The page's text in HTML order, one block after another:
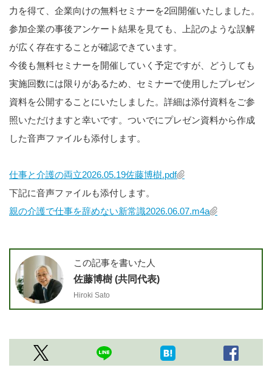
力を得て、企業向けの無料セミナーを2回開催いたしました。
参加企業の事後アンケート結果を見ても、上記のような誤解
が広く存在することが確認できています。
今後も無料セミナーを開催していく予定ですが、どうしても
実施回数には限りがあるため、セミナーで使用したプレゼン
資料を公開することにいたしました。詳細は添付資料をご参
照いただけますと幸いです。ついでにプレゼン資料から作成
した音声ファイルも添付します。
仕事と介護の両立2026.05.19佐藤博樹.pdf
下記に音声ファイルも添付します。
親の介護で仕事を辞めない新常識2026.06.07.m4a
この記事を書いた人
佐藤博樹 (共同代表)
Hiroki Sato